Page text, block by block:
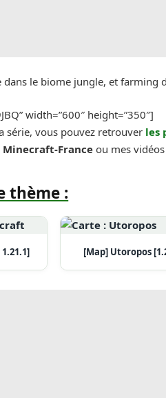
dans le biome jungle, et farming
width=”600″ height=”350″]
série, vous pouvez retrouver les
Minecraft-France ou mes
thème :
[Map] Utoropos